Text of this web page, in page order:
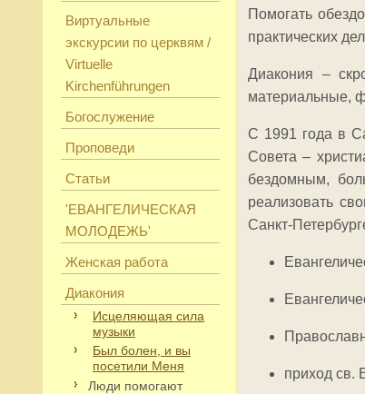
Виртуальные
экскурсии по церквям /
Virtuelle
Kirchenführungen
Богослужение
Проповеди
Статьи
'ЕВАНГЕЛИЧЕСКАЯ
МОЛОДЕЖЬ'
Женская работа
Диакония
Исцеляющая сила
музыки
Был болен, и вы
посетили Меня
Люди помогают
Помогать
практических
Диакония –
материальные,
С 1991 года в
Совета –
бездомным,
реализовать
Санкт-
приход св.